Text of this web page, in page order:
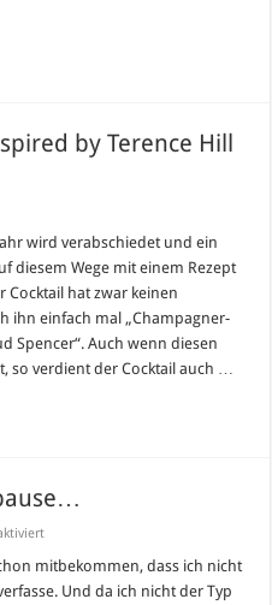
by Terence Hill
wird verabschiedet und ein
diesem Wege mit einem Rezept
Cocktail hat zwar keinen
ihn einfach mal „Champagner-
Spencer“. Auch wenn diesen
so verdient der Cocktail auch …
für
mache
Blogpause…
mitbekommen, dass ich nicht
Und da ich nicht der Typ